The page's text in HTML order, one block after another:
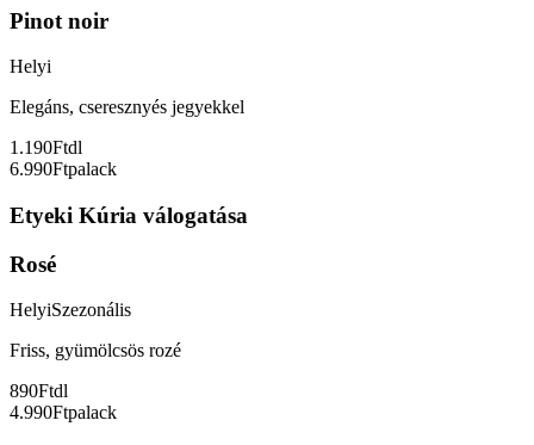
Pinot noir
Helyi
Elegáns, cseresznyés jegyekkel
1.190Ftdl
6.990Ftpalack
Etyeki Kúria válogatása
Rosé
HelyiSzezonális
Friss, gyümölcsös rozé
890Ftdl
4.990Ftpalack